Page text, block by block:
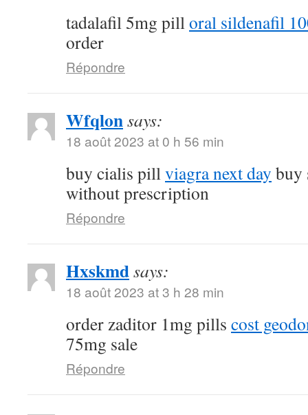
tadalafil 5mg pilloral sildenafil
order
Répondre
Wfqlonsays:
18 août 2023 at 0 h 56 min
buy cialis pillviagra next day buy
without prescription
Répondre
Hxskmdsays:
18 août 2023 at 3 h 28 min
order zaditor 1mg pills cost
75mg sale
Répondre